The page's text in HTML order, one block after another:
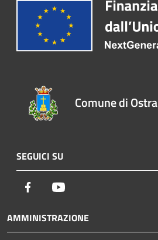
Comune di Ostra
SEGUICI SU
Facebook
AMMINISTRAZIONE